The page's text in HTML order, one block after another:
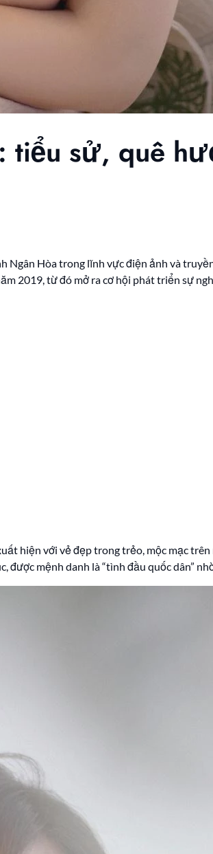
tiểu sử, quê
Ngân Hòa trong lĩnh vực điện ảnh và
2019, từ đó mở ra cơ hội phát triển sự
hiện với vẻ đẹp trong trẻo, mộc mạc trên
mệnh danh là “tình đầu quốc dân”